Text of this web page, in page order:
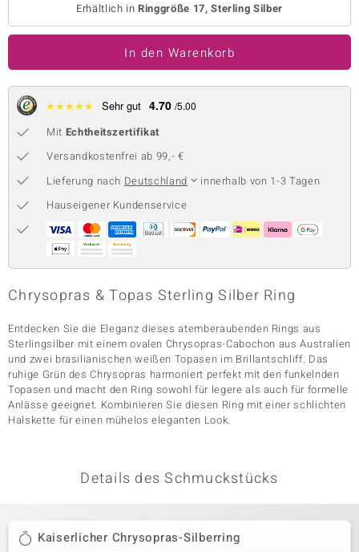
BY DE MELO
Collection
Classics
Erhältlich inRinggröße 17, Sterling Silber
In den Warenkorb
★★★★★ Sehr gut 4.70 /5.00
Mit Echtheitszertifikat
Versandkostenfrei ab 99,- €
Lieferung nach Deutschland
innerhalb von 1-3 Tagen
Hauseigener Kundenservice
Chrysopras & Topas Sterling Silber Ring
Entdecken Sie die Eleganz dieses atemberaubenden Rings aus
Sterlingsilber mit einem ovalen Chrysopras-Cabochon aus Australien
und zwei brasilianischen weißen Topasen im Brillantschliff. Das
ruhige Grün des Chrysopras harmoniert perfekt mit den funkelnden
Topasen und macht den Ring sowohl für legere als auch für formelle
Anlässe geeignet. Kombinieren Sie diesen Ring mit einer schlichten
Halskette für einen mühelos eleganten Look.
Details des Schmuckstücks
Kaiserlicher Chrysopras-Silberring